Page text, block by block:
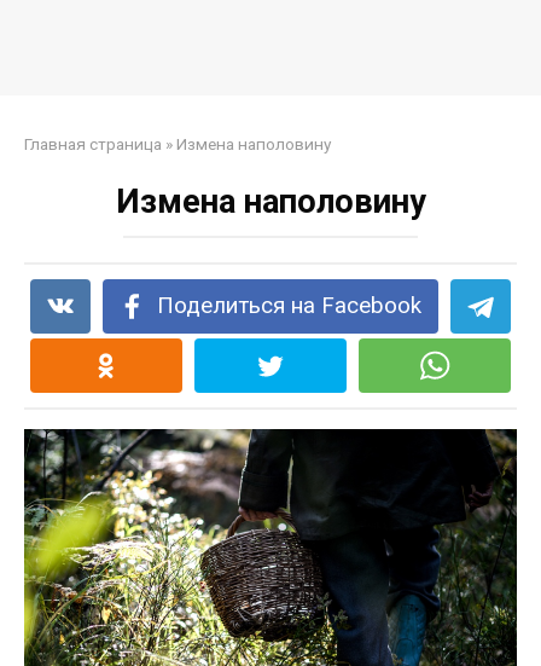
Главная страница » Измена наполовину
Измена наполовину
Поделиться на Facebook